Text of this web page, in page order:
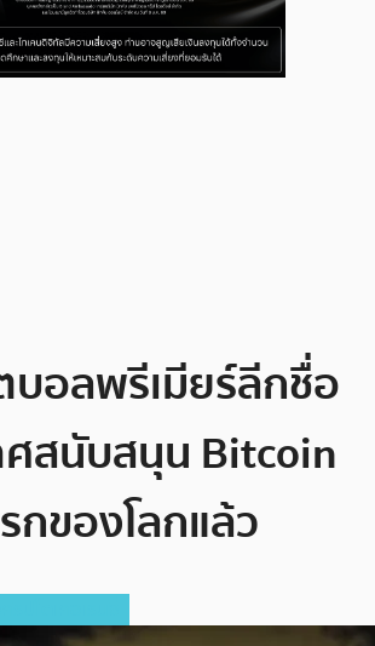
บอลพรีเมียร์ลีกชื่อ
สนับสนุน Bitcoin
กของโลกแล้ว